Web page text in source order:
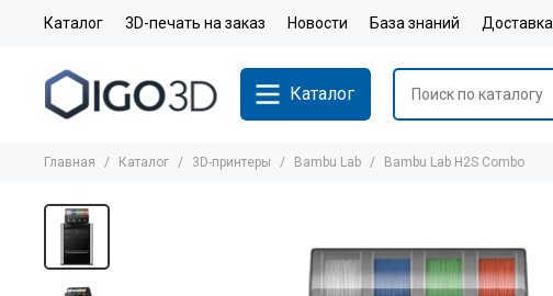
Каталог 3D-печать на заказ Новости База знаний Доставка
Каталог
Главная Каталог 3D-принтеры Bambu Lab Bambu Lab H2S Combo